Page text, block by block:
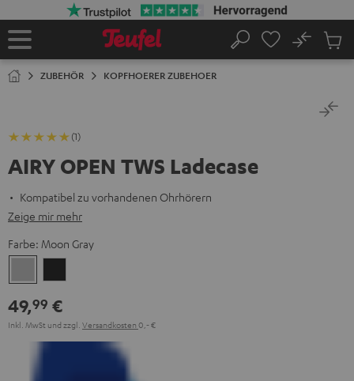
Startseite
Suche
No
ZUBEHÖR KOPFHOERER ZUBEHOER
(1)
AIRY OPEN TWS Ladecase
Kompatibel zu vorhandenen Ohrhörern
Zeige mir mehr
Farbe: Moon Gray
Gray
49,99 €
Inkl. MwSt und zzgl. Versandkosten 0,‐ €